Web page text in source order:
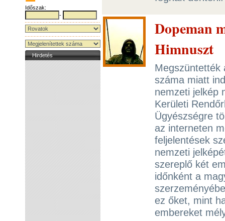
Időszak:
-
Hirdetés
Dopeman
Himnuszt
Megszüntették
száma miatt
nemzeti jelkép
Kerületi
Ügyészségre
az interneten
feljelentések
nemzeti
szereplő két
időnként a
ez őket, mint
embereket